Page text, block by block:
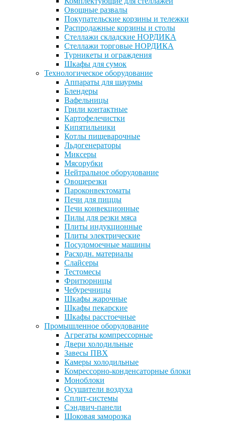
Овощные развалы
Покупательские корзины и тележки
Распродажные корзины и столы
Стеллажи складские НОРДИКА
Стеллажи торговые НОРДИКА
Турникеты и ограждения
Шкафы для сумок
Технологическое оборудование
Аппараты для шаурмы
Блендеры
Вафельницы
Грили контактные
Картофелечистки
Кипятильники
Котлы пищеварочные
Льдогенераторы
Миксеры
Мясорубки
Нейтральное оборудование
Овощерезки
Пароконвектоматы
Печи для пиццы
Печи конвекционные
Пилы для резки мяса
Плиты индукционные
Плиты электрические
Посудомоечные машины
Расходн. материалы
Слайсеры
Тестомесы
Фритюрницы
Чебуречницы
Шкафы жарочные
Шкафы пекарские
Шкафы расстоечные
Промышленное оборудование
Агрегаты компрессорные
Двери холодильные
Завесы ПВХ
Камеры холодильные
Комрессорно-конденсаторные блоки
Моноблоки
Осушители воздуха
Сплит-системы
Сэндвич-панели
Шоковая заморозка